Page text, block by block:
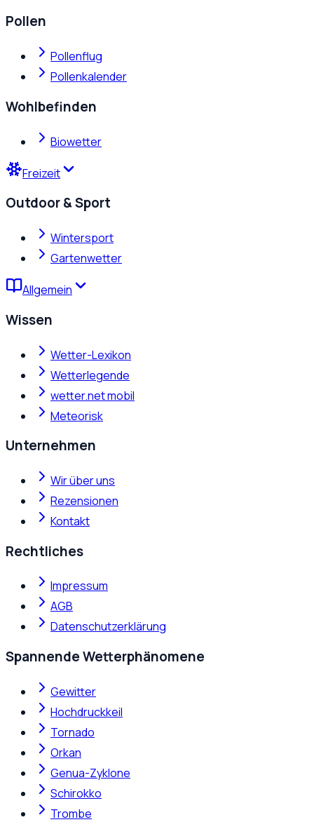
Pollen
Pollenflug
Pollenkalender
Wohlbefinden
Biowetter
Freizeit
Outdoor & Sport
Wintersport
Gartenwetter
Allgemein
Wissen
Wetter-Lexikon
Wetterlegende
wetter.net mobil
Meteorisk
Unternehmen
Wir über uns
Rezensionen
Kontakt
Rechtliches
Impressum
AGB
Datenschutzerklärung
Spannende Wetterphänomene
Gewitter
Hochdruckkeil
Tornado
Orkan
Genua-Zyklone
Schirokko
Trombe